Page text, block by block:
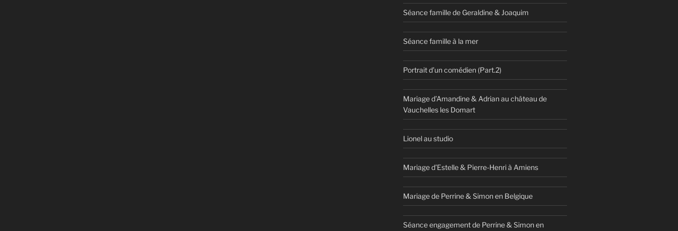
Séance famille de Geraldine & Joaquim
Séance famille à la mer
Portrait d’un comédien (Part.2)
Mariage d’Amandine & Adrian au château de
Vauchelles les Domart
Lionel au studio
Mariage d’Estelle & Pierre-Henri à Amiens
Mariage de Perrine & Simon en Belgique
Séance engagement de Perrine & Simon en